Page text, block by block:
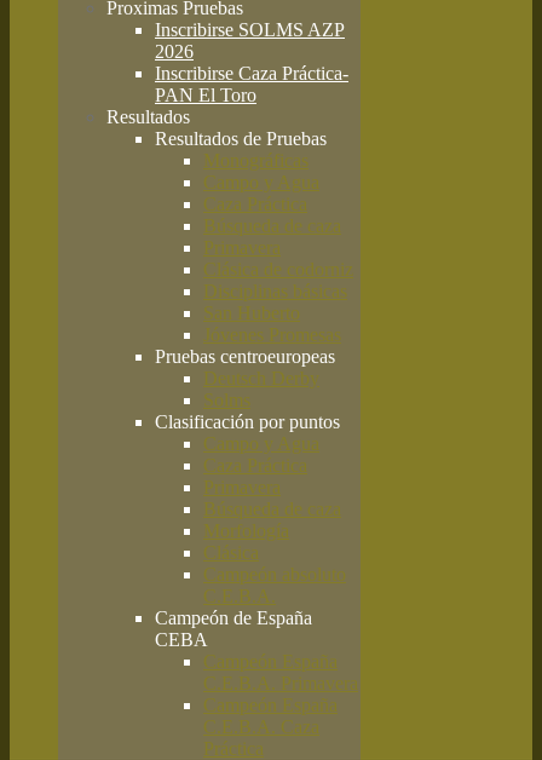
Proximas Pruebas
Inscribirse SOLMS AZP
2026
Inscribirse Caza Práctica-
PAN El Toro
Resultados
Resultados de Pruebas
Monográficas
Campo y Agua
Caza Práctica
Búsqueda de caza
Primavera
Clásica de codorniz
Disciplinas básicas
San Huberto
Jóvenes Promesas
Pruebas centroeuropeas
Deutsch Derby
Solms
Clasificación por puntos
Campo y Agua
Caza Práctica
Primavera
Búsqueda de caza
Morfología
Clásica
Campeón absoluto
C.E.B.A.
Campeón de España
CEBA
Campeón España
C.E.B.A. Primavera
Campeón España
C.E.B.A. Caza
Práctica